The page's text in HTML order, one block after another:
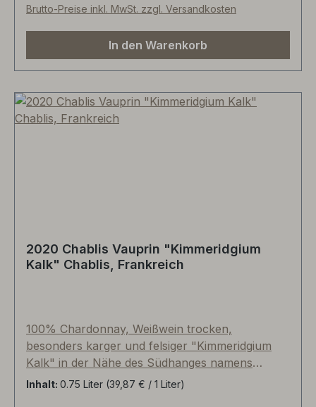
Brutto-Preise inkl. MwSt. zzgl. Versandkosten
In den Warenkorb
2020 Chablis Vauprin "Kimmeridgium
Kalk" Chablis, Frankreich
100% Chardonnay, Weißwein trocken,
besonders karger und felsiger "Kimmeridgium
Kalk" in der Nähe des Südhanges namens
Vauprin. Arnaud Lavantureux spricht hier über
Inhalt: 0.75 Liter (39,87 € / 1 Liter)